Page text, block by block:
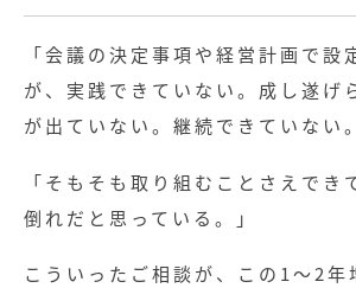
「会議の決定事項や経営計画で設
が、実践できていない。成し遂げ
が出ていない。継続できていない
「そもそも取り組むことさえでき
倒れだと思っている。」
こういったご相談が、この1～2年